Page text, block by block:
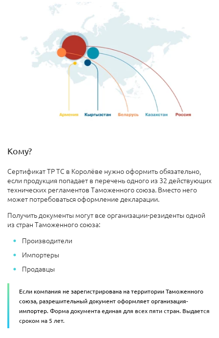
Кому?
Сертификат ТР ТС в Королёве нужно оформить обязательно,
если продукция попадает в перечень одного из 32 действующих
технических регламентов Таможенного союза. Вместо него
может потребоваться оформление декларации.
Получить документы могут все организации-резиденты одной
из стран Таможенного союза:
Производители
Импортеры
Продавцы
Если компания не зарегистрирована на территории Таможенного
союза, разрешительный документ оформляет организация-
импортер.Форма документа единая для всех пяти стран. Выдается
сроком на 5 лет.